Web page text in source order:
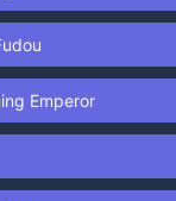
Emperor